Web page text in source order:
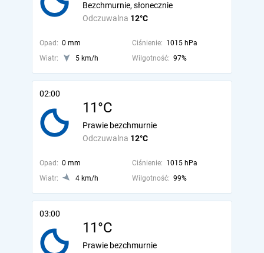
Odczuwalna 12°C
Bezchmurnie, słonecznie
Opad: 0 mm Ciśnienie: 1015 hPa
Wiatr:
5 km/h Wilgotność: 97%
02:00
11°C
Odczuwalna 12°C
Prawie bezchmurnie
Opad: 0 mm Ciśnienie: 1015 hPa
Wiatr:
4 km/h Wilgotność: 99%
03:00
11°C
Prawie bezchmurnie